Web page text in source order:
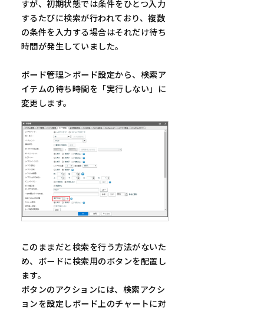
すが、初期状態では条件をひとつ入力
するたびに検索が行われており、複数
の条件を入力する場合はそれだけ待ち
時間が発生していました。
ボード管理＞ボード設定から、検索ア
イテムの待ち時間を「実行しない」に
変更します。
このままだと検索を行う方法がないた
め、ボードに検索用のボタンを配置し
ます。
ボタンのアクションには、検索アクシ
ョンを設定しボード上のチャートに対